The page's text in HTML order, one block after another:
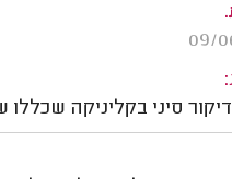
סיני בקליניקה